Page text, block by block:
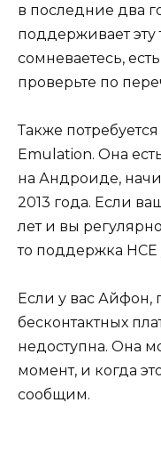
в последние два
поддерживает эту
сомневаетесь,
проверьте по
Также
Emulation. Она
на Андроиде,
2013 года. Если
лет и вы
то поддержка
Если у вас Айфон,
бесконтактных
недоступна. Она
момент, и когда
сообщим.